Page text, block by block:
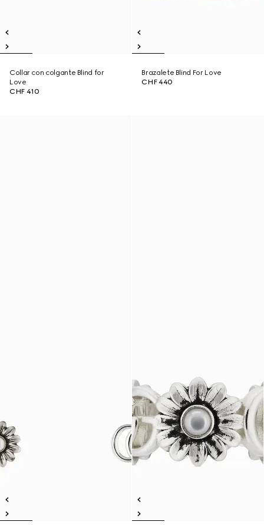
Collar con colgante Blind for
Love
CHF 410
Brazalete Blind For Love
CHF 440